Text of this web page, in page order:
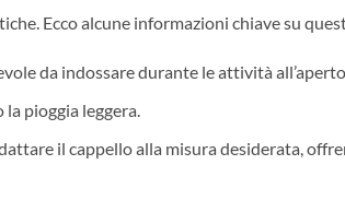
Ecco alcune informazioni chiave su
da indossare durante le attività
pioggia leggera.
il cappello alla misura desiderata,